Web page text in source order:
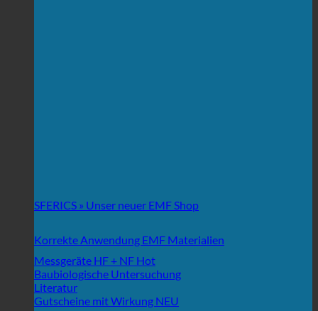
SFERICS » Unser neuer EMF Shop
Korrekte Anwendung EMF Materialien
Messgeräte HF + NF
Baubiologische Untersuchung
Literatur
Gutscheine mit Wirkung